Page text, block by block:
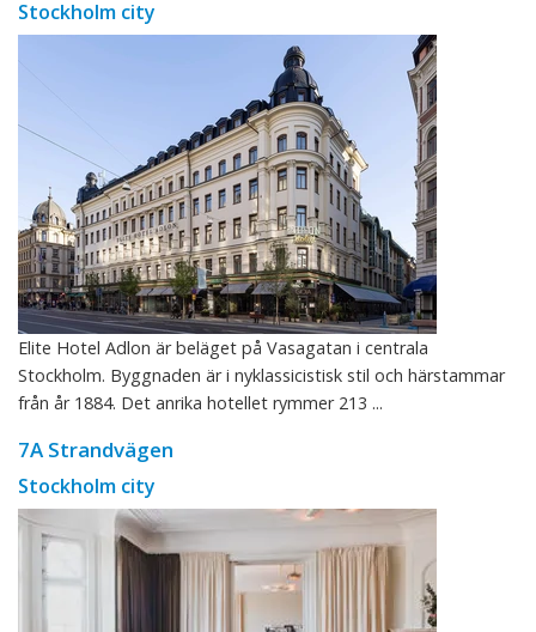
Stockholm city
Elite Hotel Adlon är beläget på Vasagatan i centrala
Stockholm. Byggnaden är i nyklassicistisk stil och härstammar
från år 1884. Det anrika hotellet rymmer 213 ...
7A Strandvägen
Stockholm city